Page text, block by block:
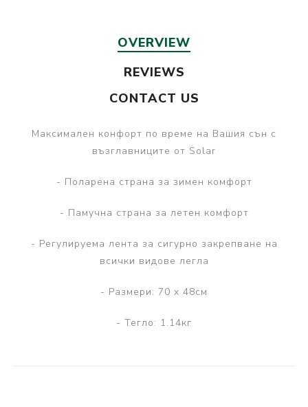
OVERVIEW
REVIEWS
CONTACT US
Максимален конфорт по време на Вашия сън с
възглавниците от Solar
- Поларена страна за зимен комфорт
- Памучна страна за летен комфорт
- Регулируема лента за сигурно закрепване на
всички видове легла
- Размери: 70 х 48см
- Тегло: 1.14кг